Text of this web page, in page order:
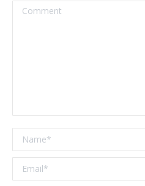
Comment
Name *
Email *